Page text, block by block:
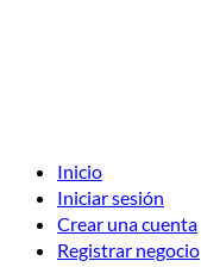
Inicio
Iniciar sesión
Crear una cuenta
Registrar negocio